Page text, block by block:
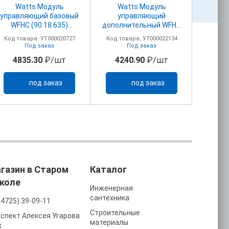
Watts Модуль
управляющий базовый
WFHC (90.18.635)
закр.сервопривод
Код товара: УТ000020727
Под заказ
4835.30 ₽/шт
под заказ
Watts Модуль
управляющий
дополнительный WFHC
закр..сервопривод
Код товара: УТ000022134
Под заказ
4240.90 ₽/шт
под заказ
в Старом
39-09-11
Алексея Угарова
Каталог
Инженерная
сантехника
Строительные
материалы